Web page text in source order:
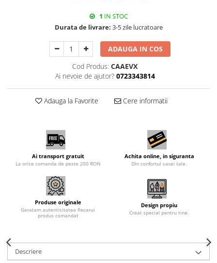
1 IN STOC
Durata de livrare: 3-5 zile lucratoare
ADAUGA IN COS
Cod Produs: CAAEVX
Ai nevoie de ajutor? 0723343814
Adauga la Favorite Cere informatii
Ai transport gratuit
La orice comanda de peste 200 RON
Achita online, in siguranta
DIn confortul casei tale.
Produse originale
Garatam autenticitatea fiecarui
produs comandat
Design propiu
Creat special pentru tine.
Descriere